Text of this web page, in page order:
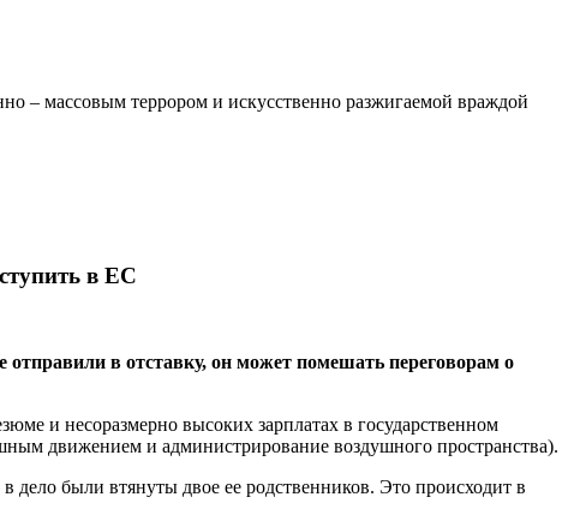
– массовым террором и искусственно разжигаемой враждой
в ЕС
в отставку, он может помешать переговорам о
и несоразмерно высоких зарплатах в государственном
движением и администрирование воздушного пространства).
дело были втянуты двое ее родственников. Это происходит в